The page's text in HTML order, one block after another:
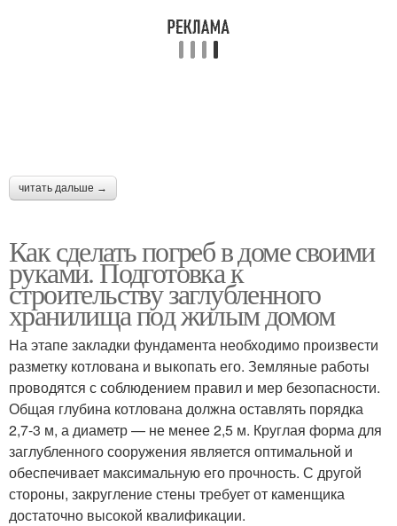
Винный погреб Погреб для хранения
Земляной погреб
Глубокозаглубленный
погреб
Погреба из
асбестоцементных
читать дальше →
Как сделать погреб в доме своими
руками. Подготовка к
строительству заглубленного
хранилища под жилым домом
На этапе закладки фундамента необходимо произвести
разметку котлована и выкопать его. Земляные работы
проводятся с соблюдением правил и мер безопасности.
Общая глубина котлована должна оставлять порядка
2,7-3 м, а диаметр — не менее 2,5 м. Круглая форма для
заглубленного сооружения является оптимальной и
обеспечивает максимальную его прочность. С другой
стороны, закругление стены требует от каменщика
достаточно высокой квалификации.